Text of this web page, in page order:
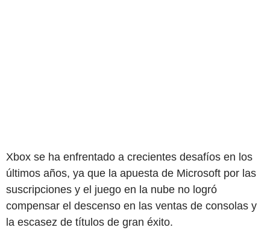
Xbox se ha enfrentado a crecientes desafíos en los
últimos años, ya que la apuesta de Microsoft por las
suscripciones y el juego en la nube no logró
compensar el descenso en las ventas de consolas y
la escasez de títulos de gran éxito.